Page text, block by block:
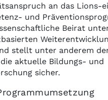
an das Lions-
und
Beirat
stellt unter anderem
aktuelle Bildungs- und
sicher.